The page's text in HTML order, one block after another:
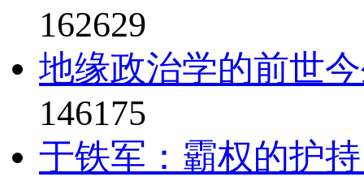
162629
地缘政治学的前世
146175
于铁军：霸权的护